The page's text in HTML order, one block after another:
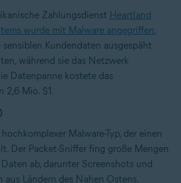
Zahlungsdienst Heartland
wurde mit Malware angegriffen ,
Kundendaten ausgespäht
während sie das Netzwerk
Datenpanne kostete das
2,6 Mio. $1.
Malware-Typ, der einen
Der Packet-Sniffer fing große Mengen
ab, darunter Screenshots und
aus Ländern des Nahen Ostens.